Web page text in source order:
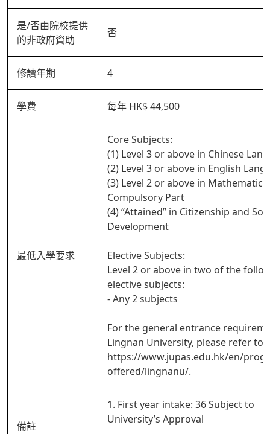
是/否由院校提供
的非政府資助
否
修讀年期 4
學費 每年 HK$ 44,500
最低入學要求
Core Subjects:
(1) Level 3 or above in Chinese
(2) Level 3 or above in English
(3) Level 2 or above in Mathematics
Compulsory Part
(4) “Attained” in Citizenship and
Development
Elective Subjects:
Level 2 or above in two of the
elective subjects:
- Any 2 subjects
For the general entrance
Lingnan University, please refer to
https://www.jupas.edu.hk/en/
offered/lingnanu/.
備註
1. First year intake: 36 Subject to
University’s Approval